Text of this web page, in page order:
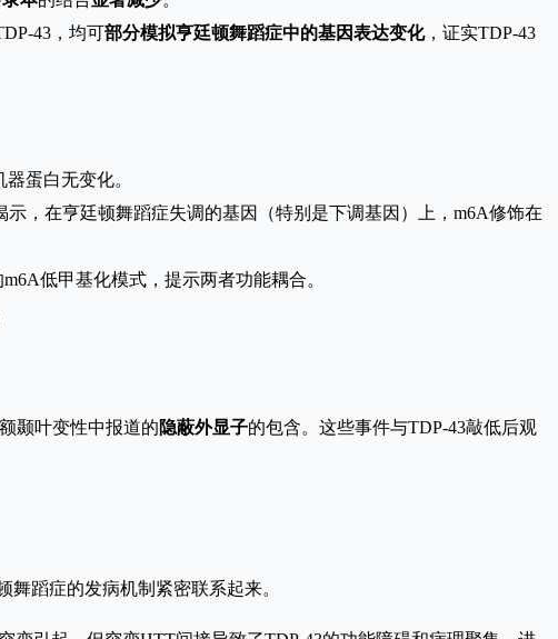
43，均可部分模拟亨廷顿舞蹈症中的基因表达变化，证实TDP-43
蛋白无变化。
示，在亨廷顿舞蹈症失调的基因（特别是下调基因）上，m6A修饰在
低甲基化模式，提示两者功能耦合。
颞叶变性中报道的隐蔽外显子的包含。这些事件与TDP-43敲低后观
蹈症的发病机制紧密联系起来。